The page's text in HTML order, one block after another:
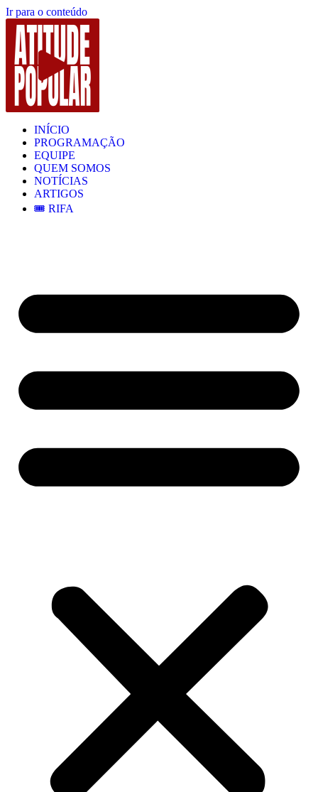
Ir para o conteúdo
INÍCIO
PROGRAMAÇÃO
EQUIPE
QUEM SOMOS
NOTÍCIAS
ARTIGOS
🎟️ RIFA